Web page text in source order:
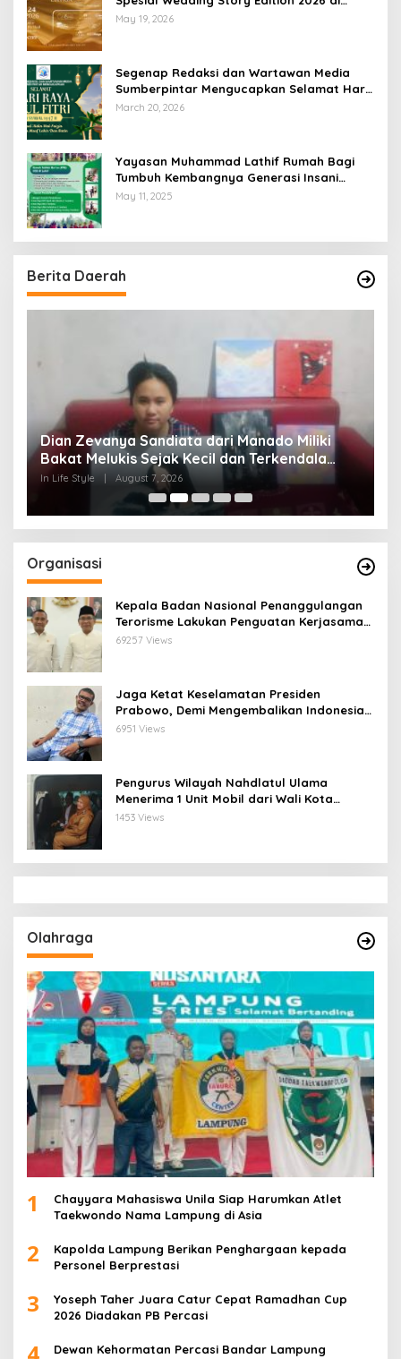
Swiss-Belhotel Lampung
May 19, 2026
Segenap Redaksi dan Wartawan Media
Sumberpintar Mengucapkan Selamat Hari
Raya Idul Fitri 1447 Hijriyah / 2026 M
March 20, 2026
Yayasan Muhammad Lathif Rumah Bagi
Tumbuh Kembangnya Generasi Insani
Cerdas dan Berkarakter
May 11, 2025
Berita Daerah
Dian Zevanya Sandiata dari Manado Miliki
Bakat Melukis Sejak Kecil dan Terkendala
Biaya Lanjutkan Kuliah
In Life Style August 7, 2026
Organisasi
Kepala Badan Nasional Penanggulangan
Terorisme Lakukan Penguatan Kerjasama
Ketua Pengurus Besar Nahdlatul Ulama
69257 Views
Jaga Ketat Keselamatan Presiden
Prabowo, Demi Mengembalikan Indonesia
Menjadi Macan Asia
6951 Views
Pengurus Wilayah Nahdlatul Ulama
Menerima 1 Unit Mobil dari Wali Kota
Bandar Lampung
1453 Views
Olahraga
1
Chayyara Mahasiswa Unila Siap Harumkan Atlet
Taekwondo Nama Lampung di Asia
2
Kapolda Lampung Berikan Penghargaan kepada
Personel Berprestasi
3
Yoseph Taher Juara Catur Cepat Ramadhan Cup
2026 Diadakan PB Percasi
Dewan Kehormatan Percasi Bandar Lampung